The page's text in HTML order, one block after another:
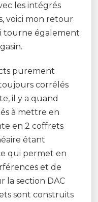
les intégrés
voici mon retour
tourne également
purement
corrélés
il y a quand
à mettre en
en 2 coffrets
étant
qui permet en
et de
la section DAC
sont construits